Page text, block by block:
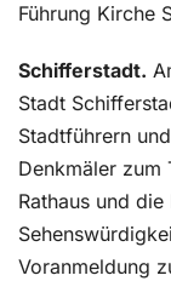
Führung Kirche
Schifferstadt.
Stadt
Stadtführern
Denkmäler zum
Rathaus und
Voranmeldung